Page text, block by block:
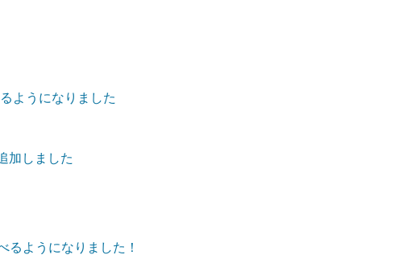
ようになりました
加しました
るようになりました！